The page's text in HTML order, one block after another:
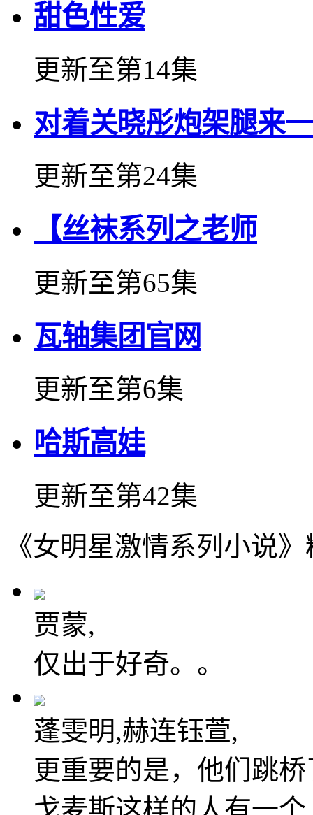
甜色性爱
更新至第14集
对着关晓彤炮架腿来
更新至第24集
【丝袜系列之老师
更新至第65集
瓦轴集团官网
更新至第6集
哈斯高娃
更新至第42集
《女明星激情系列小说
贾蒙,
仅出于好奇。。
蓬雯明,赫连钰萱,
更重要的是，他们跳
戈麦斯这样的人有一